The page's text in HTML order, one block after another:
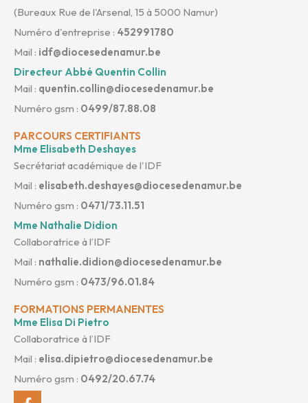
(Bureaux Rue de l'Arsenal, 15 à 5000 Namur)
Numéro d'entreprise : 452991780
Mail : idf@diocesedenamur.be
Directeur Abbé Quentin Collin
Mail : quentin.collin@diocesedenamur.be
Numéro gsm : 0499/87.88.08
PARCOURS CERTIFIANTS
Mme Elisabeth Deshayes
Secrétariat académique de l'IDF
Mail : elisabeth.deshayes@diocesedenamur.be
Numéro gsm : 0471/73.11.51
Mme Nathalie Didion
Collaboratrice à l’IDF
Mail : nathalie.didion@diocesedenamur.be
Numéro gsm : 0473/96.01.84
FORMATIONS PERMANENTES
Mme Elisa Di Pietro
Collaboratrice à l’IDF
Mail : elisa.dipietro@diocesedenamur.be
Numéro gsm : 0492/20.67.74
Facebook-